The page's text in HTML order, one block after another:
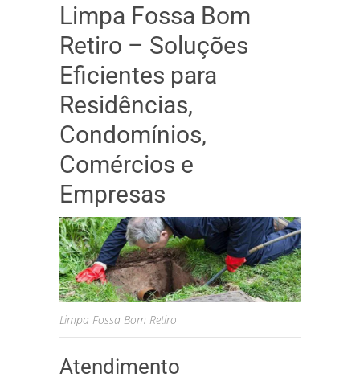
Limpa Fossa Bom
Retiro – Soluções
Eficientes para
Residências,
Condomínios,
Comércios e
Empresas
Limpa Fossa Bom Retiro
Atendimento